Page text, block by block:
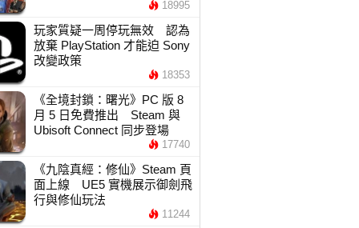
18995
玩家質疑一周停玩無效 認為
放棄 PlayStation 才能迫 Sony
改變政策
18353
《全境封鎖：曙光》PC 版 8
月 5 日免費推出 Steam 與
Ubisoft Connect 同步登場
17740
《九陰真經：修仙》Steam 頁
面上線 UE5 實機展示御劍飛
行與修仙玩法
11244